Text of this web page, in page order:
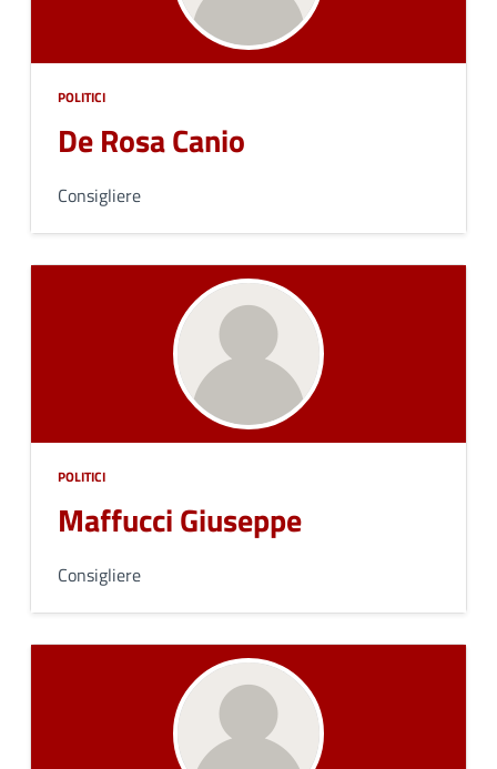
POLITICI
De Rosa Canio
Consigliere
POLITICI
Maffucci Giuseppe
Consigliere